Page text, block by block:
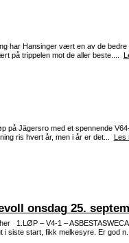
har Hansinger vært en av de bedre
på trippelen mot de aller beste....
på Jägersro med et spennende
ris hvert år, men i år er det... Les
onsdag 25.
1.LØP – V4-1 –
i siste start, fikk melkesyre. Er god